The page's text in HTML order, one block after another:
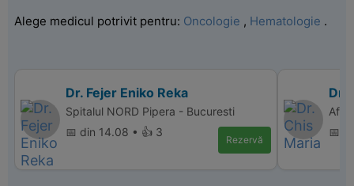
Alege medicul potrivit pentru: Oncologie , Hematologie .
Dr. Fejer Eniko Reka
Spitalul NORD Pipera - Bucuresti
📅 din 14.08 • 👍 3
Rezervă
Dr.
📅